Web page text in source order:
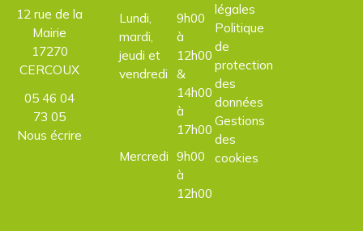
12 rue de la
Mairie
17270
CERCOUX
05 46 04
73 05
Nous écrire
Lundi,
mardi,
jeudi et
vendredi
9h00
à
12h00
&
14h00
à
17h00
Mercredi 9h00
à
12h00
légales
Politique
de
protection
des
données
Gestions
des
cookies